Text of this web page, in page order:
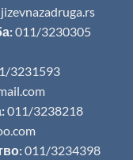
011/3230305
3231593
011/3238218
011/3234398